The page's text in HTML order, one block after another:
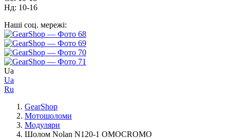
Нд: 10-16
Наші соц. мережі:
Ua
Ua
Ru
GearShop
Мотошоломи
Модуляри
Шолом Nolan N120-1 OMOCROMO